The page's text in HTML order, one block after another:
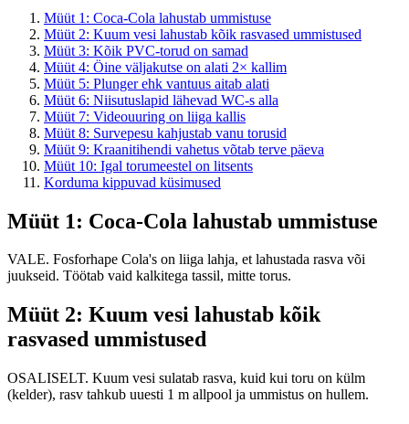
Müüt 1: Coca-Cola lahustab ummistuse
Müüt 2: Kuum vesi lahustab kõik rasvased ummistused
Müüt 3: Kõik PVC-torud on samad
Müüt 4: Öine väljakutse on alati 2× kallim
Müüt 5: Plunger ehk vantuus aitab alati
Müüt 6: Niisutuslapid lähevad WC-s alla
Müüt 7: Videouuring on liiga kallis
Müüt 8: Survepesu kahjustab vanu torusid
Müüt 9: Kraanitihendi vahetus võtab terve päeva
Müüt 10: Igal torumeestel on litsents
Korduma kippuvad küsimused
Müüt 1: Coca-Cola lahustab ummistuse
VALE. Fosforhape Cola's on liiga lahja, et lahustada rasva või
juukseid. Töötab vaid kalkitega tassil, mitte torus.
Müüt 2: Kuum vesi lahustab kõik
rasvased ummistused
OSALISELT. Kuum vesi sulatab rasva, kuid kui toru on külm
(kelder), rasv tahkub uuesti 1 m allpool ja ummistus on hullem.